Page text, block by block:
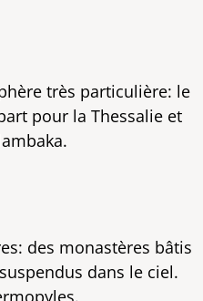
très particulière: le
pour la Thessalie et
des monastères bâtis
dans le ciel.